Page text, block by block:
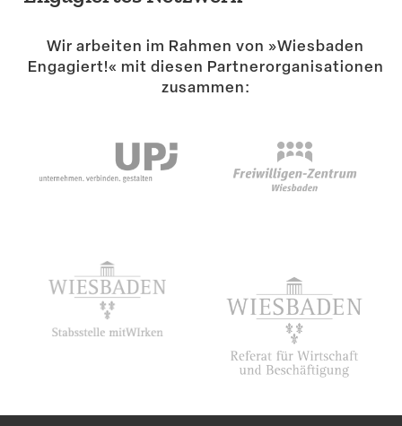
Wir arbeiten im Rahmen von »Wiesbaden
Engagiert!« mit diesen Partner­or­ga­ni­sa­tionen
zusammen: